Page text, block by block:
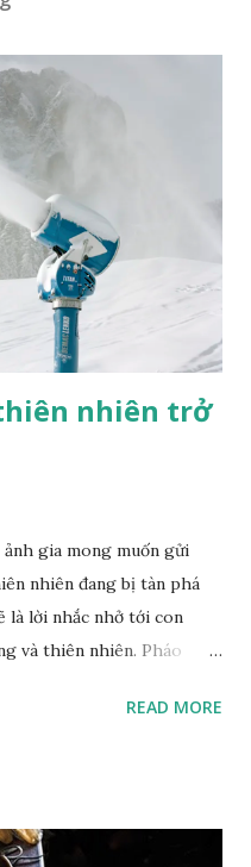
nhiên trở
gia mong muốn gửi
nhiên đang bị tàn phá
là lời nhắc nhở tới con
và thiên nhiên. Pháo
Khi nhiếp ảnh gia
này không nói "hoàn
READ MORE